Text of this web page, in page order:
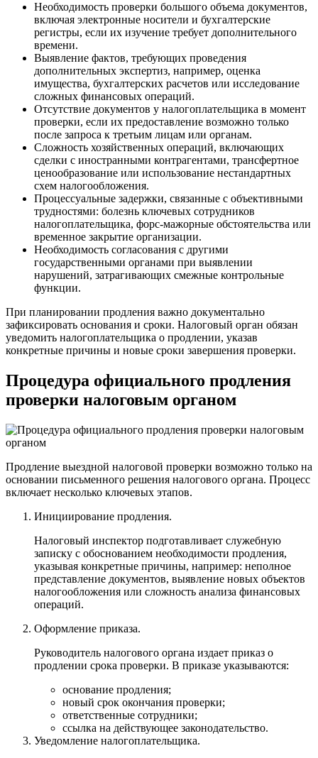
Необходимость проверки большого объема документов,
включая электронные носители и бухгалтерские
регистры, если их изучение требует дополнительного
времени.
Выявление фактов, требующих проведения
дополнительных экспертиз, например, оценка
имущества, бухгалтерских расчетов или исследование
сложных финансовых операций.
Отсутствие документов у налогоплательщика в момент
проверки, если их предоставление возможно только
после запроса к третьим лицам или органам.
Сложность хозяйственных операций, включающих
сделки с иностранными контрагентами, трансфертное
ценообразование или использование нестандартных
схем налогообложения.
Процессуальные задержки, связанные с объективными
трудностями: болезнь ключевых сотрудников
налогоплательщика, форс-мажорные обстоятельства или
временное закрытие организации.
Необходимость согласования с другими
государственными органами при выявлении
нарушений, затрагивающих смежные контрольные
функции.
При планировании продления важно документально
зафиксировать основания и сроки. Налоговый орган обязан
уведомить налогоплательщика о продлении, указав
конкретные причины и новые сроки завершения проверки.
Процедура официального продления
проверки налоговым органом
Продление выездной налоговой проверки возможно только на
основании письменного решения налогового органа. Процесс
включает несколько ключевых этапов.
Инициирование продления.
Налоговый инспектор подготавливает служебную
записку с обоснованием необходимости продления,
указывая конкретные причины, например: неполное
представление документов, выявление новых объектов
налогообложения или сложность анализа финансовых
операций.
Оформление приказа.
Руководитель налогового органа издает приказ о
продлении срока проверки. В приказе указываются:
основание продления;
новый срок окончания проверки;
ответственные сотрудники;
ссылка на действующее законодательство.
Уведомление налогоплательщика.